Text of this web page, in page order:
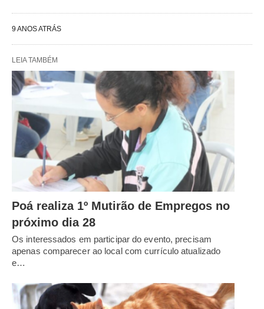
9 ANOS ATRÁS
LEIA TAMBÉM
Poá realiza 1º Mutirão de Empregos no
próximo dia 28
Os interessados em participar do evento, precisam
apenas comparecer ao local com currículo atualizado
e…